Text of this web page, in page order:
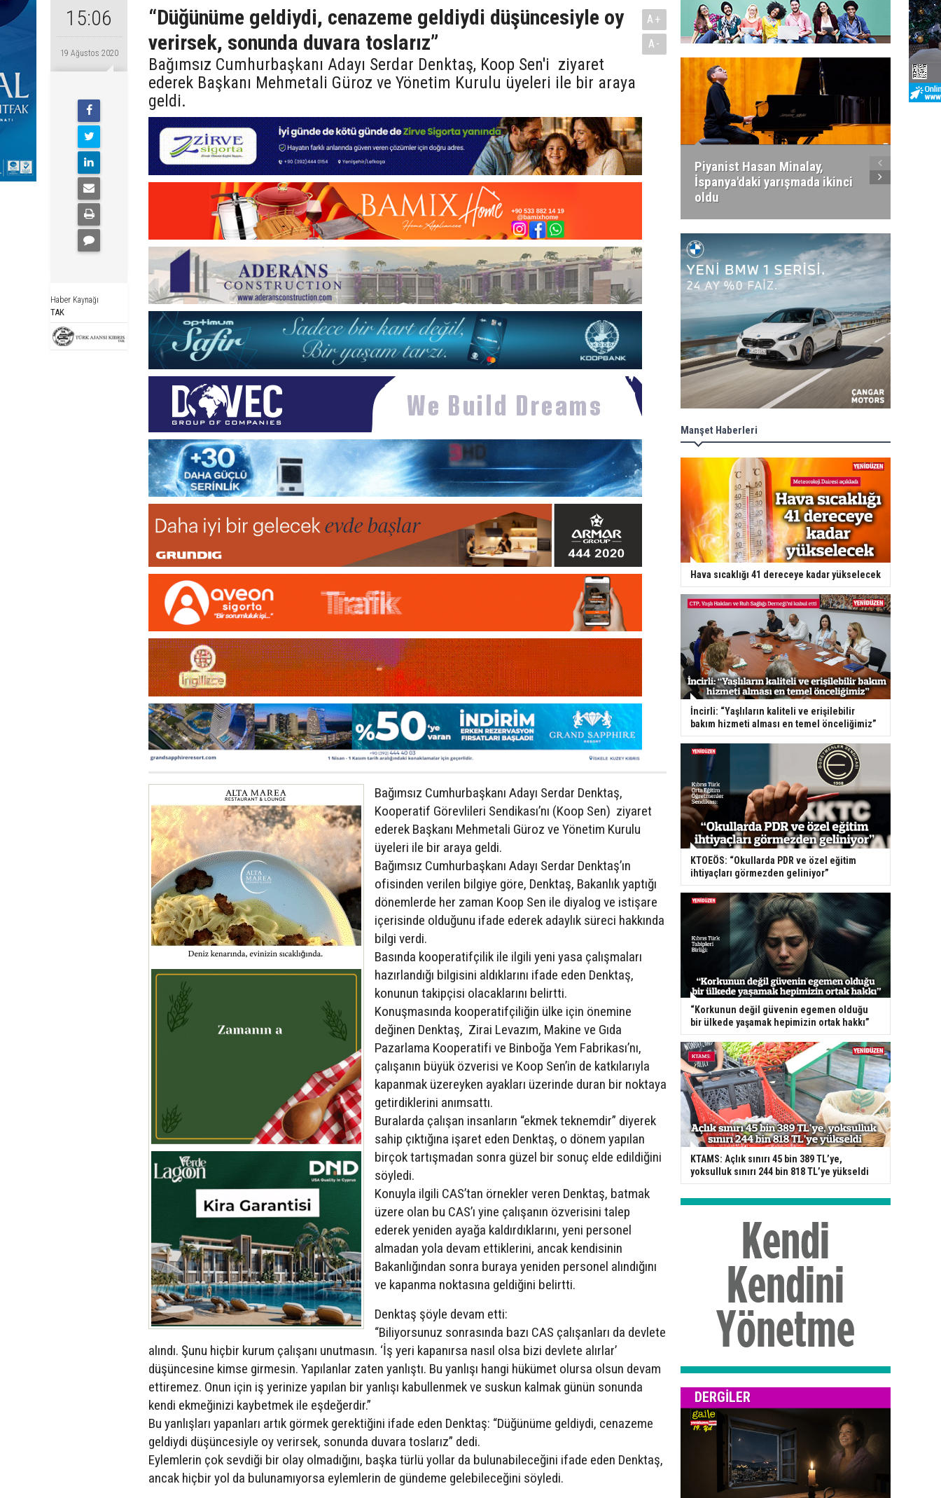
15:06
19 Ağustos 2020
Haber Kaynağı
TAK
“Düğünüme geldiydi, cenazeme geldiydi düşüncesiyle oy
verirsek, sonunda duvara toslarız”
Bağımsız Cumhurbaşkanı Adayı Serdar Denktaş, Koop Sen'i ziyaret
ederek Başkanı Mehmetali Güroz ve Yönetim Kurulu üyeleri ile bir araya
geldi.
A+
A-
Bağımsız Cumhurbaşkanı Adayı Serdar Denktaş,
Kooperatif Görevlileri Sendikası’nı (Koop Sen) ziyaret
ederek Başkanı Mehmetali Güroz ve Yönetim Kurulu
üyeleri ile bir araya geldi.
Bağımsız Cumhurbaşkanı Adayı Serdar Denktaş’ın
ofisinden verilen bilgiye göre, Denktaş, Bakanlık yaptığı
dönemlerde her zaman Koop Sen ile diyalog ve istişare
içerisinde olduğunu ifade ederek adaylık süreci hakkında
bilgi verdi.
Basında kooperatifçilik ile ilgili yeni yasa çalışmaları
hazırlandığı bilgisini aldıklarını ifade eden Denktaş,
konunun takipçisi olacaklarını belirtti.
Konuşmasında kooperatifçiliğin ülke için önemine
değinen Denktaş, Zirai Levazım, Makine ve Gıda
Pazarlama Kooperatifi ve Binboğa Yem Fabrikası’nı,
çalışanın büyük özverisi ve Koop Sen’in de katkılarıyla
kapanmak üzereyken ayakları üzerinde duran bir noktaya
getirdiklerini anımsattı.
Buralarda çalışan insanların “ekmek teknemdir” diyerek
sahip çıktığına işaret eden Denktaş, o dönem yapılan
birçok tartışmadan sonra güzel bir sonuç elde edildiğini
söyledi.
Konuyla ilgili CAS’tan örnekler veren Denktaş, batmak
üzere olan bu CAS’ı yine çalışanın özverisini talep
ederek yeniden ayağa kaldırdıklarını, yeni personel
almadan yola devam ettiklerini, ancak kendisinin
Bakanlığından sonra buraya yeniden personel alındığını
ve kapanma noktasına geldiğini belirtti.
Denktaş şöyle devam etti:
“Biliyorsunuz sonrasında bazı CAS çalışanları da devlete
alındı. Şunu hiçbir kurum çalışanı unutmasın. ‘İş yeri kapanırsa nasıl olsa bizi devlete alırlar’
düşüncesine kimse girmesin. Yapılanlar zaten yanlıştı. Bu yanlışı hangi hükümet olursa olsun devam
ettiremez. Onun için iş yerinize yapılan bir yanlışı kabullenmek ve suskun kalmak günün sonunda
kendi ekmeğinizi kaybetmek ile eşdeğerdir.”
Bu yanlışları yapanları artık görmek gerektiğini ifade eden Denktaş: “Düğünüme geldiydi, cenazeme
geldiydi düşüncesiyle oy verirsek, sonunda duvara toslarız” dedi.
Eylemlerin çok sevdiği bir olay olmadığını, başka türlü yollar da bulunabileceğini ifade eden Denktaş,
ancak hiçbir yol da bulunamıyorsa eylemlerin de gündeme gelebileceğini söyledi.
Piyanist Hasan Minalay,
İspanya'daki yarışmada ikinci
oldu
Manşet Haberleri
Hava sıcaklığı 41 dereceye kadar yükselecek
İncirli: “Yaşlıların kaliteli ve erişilebilir
bakım hizmeti alması en temel önceliğimiz”
KTOEÖS: “Okullarda PDR ve özel eğitim
ihtiyaçları görmezden geliniyor”
“Korkunun değil güvenin egemen olduğu
bir ülkede yaşamak hepimizin ortak hakkı”
KTAMS: Açlık sınırı 45 bin 389 TL’ye,
yoksulluk sınırı 244 bin 818 TL’ye yükseldi
DERGILER